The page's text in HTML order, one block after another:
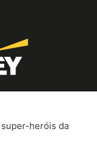
heróis da